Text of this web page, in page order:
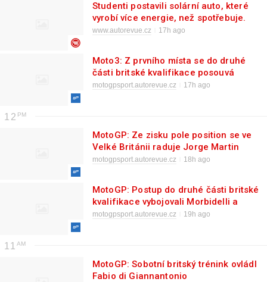
Studenti postavili solární auto, které
vyrobí více energie, než spotřebuje.
Jeho design inspirovala ryba
www.autorevue.cz 17h ago
Moto3: Z prvního místa se do druhé
části britské kvalifikace posouvá
Danish
motogpsport.autorevue.cz 17h ago
12
MotoGP: Ze zisku pole position se ve
Velké Británii raduje Jorge Martin
motogpsport.autorevue.cz 18h ago
MotoGP: Postup do druhé části britské
kvalifikace vybojovali Morbidelli a
Lecuona
motogpsport.autorevue.cz 19h ago
11
MotoGP: Sobotní britský trénink ovládl
Fabio di Giannantonio